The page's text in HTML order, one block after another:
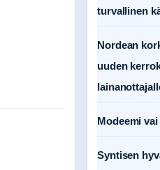
turvallinen
Nordean
uuden
Modeemi
Syntisen